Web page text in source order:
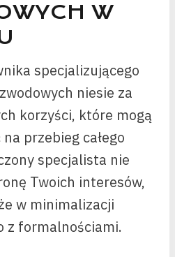
W
specjalizującego
niesie za
korzyści, które mogą
przebieg całego
specjalista nie
Twoich interesów,
w minimalizacji
z formalnościami.